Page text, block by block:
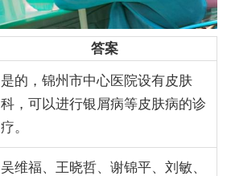
答案
是的，锦州市中心医院设有皮肤
科，可以进行银屑病等皮肤病的诊
疗。
吴维福、王晓哲、谢锦平、刘敏、